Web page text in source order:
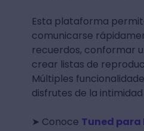
Esta plataforma
comunicarse
recuerdos, conformar
crear listas de
Múltiples
disfrutes de la
➤ Conoce Tuned para